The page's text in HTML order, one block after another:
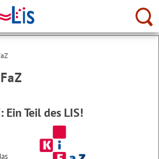
Teil des LIS!